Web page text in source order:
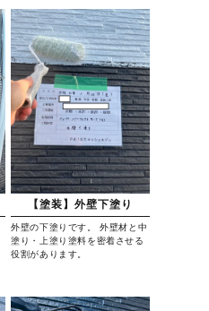
【塗装】外壁下塗り
外壁の下塗りです。 外壁材と中
塗り・上塗り塗料を密着させる
役割があります。